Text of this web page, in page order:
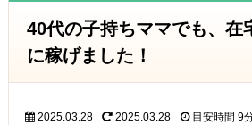
40代の子持ちママでも、在
に稼げました！
2025.03.28 2025.03.28 目安時間 9